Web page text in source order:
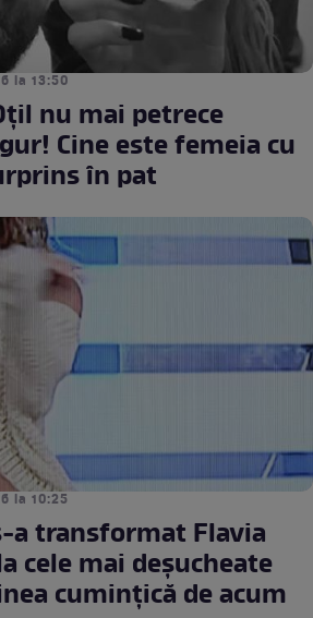
la 13:50
nu mai petrece
Cine este femeia cu
în pat
la 10:25
a transformat Flavia
cele mai deşucheate
cuminţică de acum